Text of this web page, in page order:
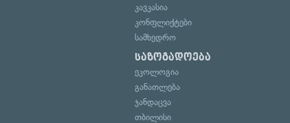
კავკასია
კონფლიქტები
სამხედრო
საზოგადოება
ეკოლოგია
განათლება
ჯანდაცვა
თბილისი